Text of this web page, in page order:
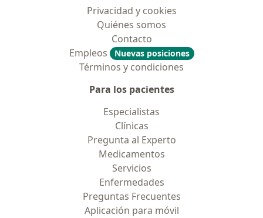
Privacidad y cookies
Quiénes somos
Contacto
Empleos
Nuevas posiciones
Términos y condiciones
Para los pacientes
Especialistas
Clínicas
Pregunta al Experto
Medicamentos
Servicios
Enfermedades
Preguntas Frecuentes
Aplicación para móvil